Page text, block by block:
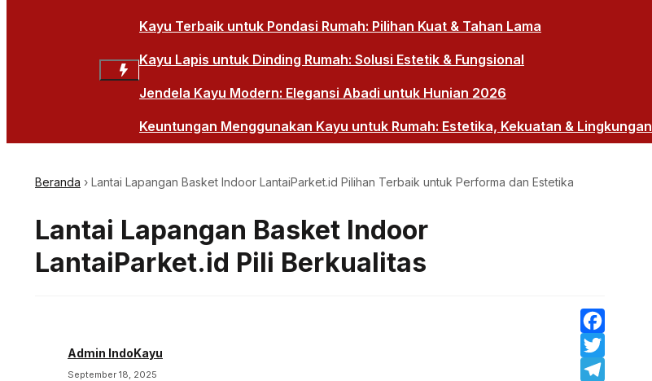
Kayu Terbaik untuk Pondasi Rumah: Pilihan Kuat & Tahan Lama
Kayu Lapis untuk Dinding Rumah: Solusi Estetik & Fungsional
Jendela Kayu Modern: Elegansi Abadi untuk Hunian 2026
Keuntungan Menggunakan Kayu untuk Rumah: Estetika, Kekuatan & Lingkungan
Beranda › Lantai Lapangan Basket Indoor LantaiParket.id Pilihan Terbaik untuk Performa dan Estetika
Lantai Lapangan Basket Indoor
LantaiParket.id Pili Berkualitas
Admin IndoKayu
September 18, 2025
Facebook
Twitter